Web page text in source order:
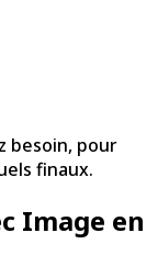
besoin, pour
finaux.
Image en